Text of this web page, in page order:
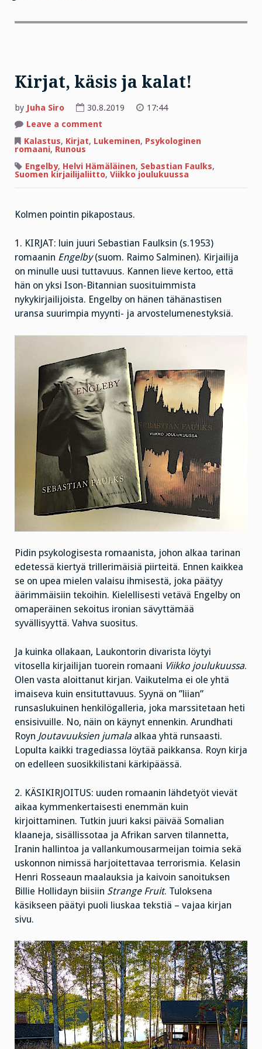
Kirjat, käsis ja kalat!
by Juha Siro 30.8.2019
17:44
Leave a comment
käsis
Kalastus, Kirjat, Lukeminen, Psykologinen
romaani, Runous
Engelby, Helvi Hämäläinen, Sebastian Faulks,
Suomen kirjailijaliitto, Viikko joulukuussa
Kolmen pointin pikapostaus.
1. KIRJAT: luin juuri Sebastian Faulksin (s.1953)
romaanin Engelby(suom. Raimo Salminen). Kirjailija
on minulle uusi tuttavuus. Kannen lieve kertoo, että
hän on yksi Ison-Bitannian suosituimmista
nykykirjailijoista. Engelby on hänen tähänastisen
uransa suurimpia myynti- ja arvostelumenestyksiä.
Pidin psykologisesta romaanista, johon alkaa tarinan
edetessä kiertyä trillerimäisiä piirteitä. Ennen kaikkea
se on upea mielen valaisu ihmisestä, joka päätyy
äärimmäisiin tekoihin. Kielellisesti vetävä Engelby on
omaperäinen sekoitus ironian sävyttämää
syvällisyyttä. Vahva suositus.
Ja kuinka ollakaan, Laukontorin divarista löytyi
vitosella kirjailijan tuorein romaani Viikko joulukuussa.
Olen vasta aloittanut kirjan. Vaikutelma ei ole yhtä
imaiseva kuin ensituttavuus. Syynä on ”liian”
runsaslukuinen henkilögalleria, joka marssitetaan heti
ensisivuille. No, näin on käynyt ennenkin. Arundhati
Royn Joutavuuksien jumala alkaa yhtä runsaasti.
Lopulta kaikki tragediassa löytää paikkansa. Royn kirja
on edelleen suosikkilistani kärkipäässä.
2. KÄSIKIRJOITUS: uuden romaanin lähdetyöt vievät
aikaa kymmenkertaisesti enemmän kuin
kirjoittaminen. Tutkin juuri kaksi päivää Somalian
klaaneja, sisällissotaa ja Afrikan sarven tilannetta,
Iranin hallintoa ja vallankumousarmeijan toimia sekä
uskonnon nimissä harjoitettavaa terrorismia. Kelasin
Henri Rosseaun maalauksia ja kaivoin sanoituksen
Billie Hollidayn biisiin Strange Fruit. Tuloksena
käsikseen päätyi puoli liuskaa tekstiä – vajaa kirjan
sivu.